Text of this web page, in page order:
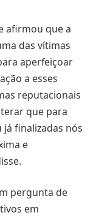
afirmou que a
das vítimas
aperfeiçoar
a esses
reputacionais
que para
finalizadas nós
e
pergunta de
em